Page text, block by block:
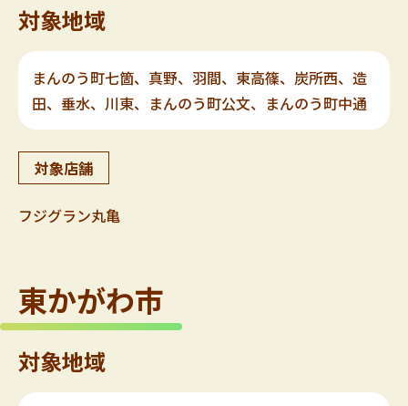
対象地域
まんのう町七箇、真野、羽間、東高篠、炭所西、造
田、垂水、川東、まんのう町公文、まんのう町中通
対象店舗
フジグラン丸亀
東かがわ市
対象地域